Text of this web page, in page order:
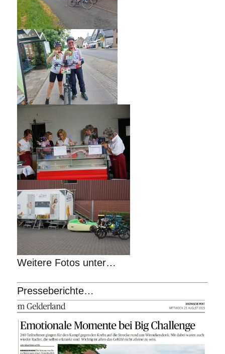
Weitere Fotos unter…
Presseberichte…